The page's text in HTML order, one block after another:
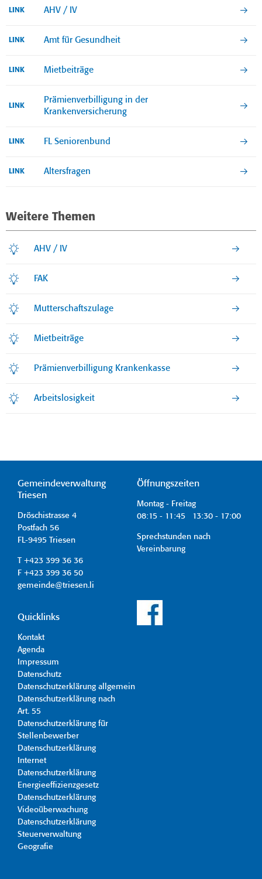
LINK AHV / IV
LINK Amt für Gesundheit
LINK Mietbeiträge
LINK
Prämienverbilligung in der
Krankenversicherung
LINK FL Seniorenbund
LINK Altersfragen
Weitere Themen
AHV / IV
FAK
Mutterschaftszulage
Mietbeiträge
Prämienverbilligung Krankenkasse
Arbeitslosigkeit
Gemeindeverwaltung
Triesen
Dröschistrasse 4
Postfach 56
FL-9495 Triesen
T +423 399 36 36
F +423 399 36 50
gemeinde@triesen.li
Öffnungszeiten
Montag - Freitag
08:15 - 11:45 13:30 - 17:00
Sprechstunden nach
Vereinbarung
Quicklinks
Kontakt
Agenda
Impressum
Datenschutz
Datenschutzerklärung allgemein
Datenschutzerklärung nach
Art. 55
Datenschutzerklärung für
Stellenbewerber
Datenschutzerklärung
Internet
Datenschutzerklärung
Energieeffizienzgesetz
Datenschutzerklärung
Videoüberwachung
Datenschutzerklärung
Steuerverwaltung
Geografie